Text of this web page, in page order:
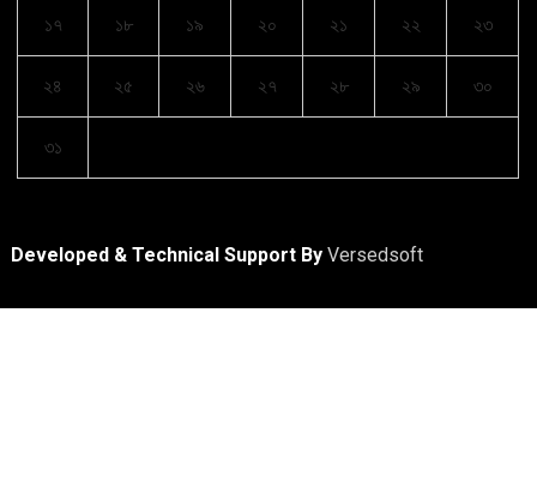
১৭ ১৮ ১৯ ২০ ২১ ২২ ২৩
২৪ ২৫ ২৬ ২৭ ২৮ ২৯ ৩০
৩১
Developed & Technical Support ByVersedsoft